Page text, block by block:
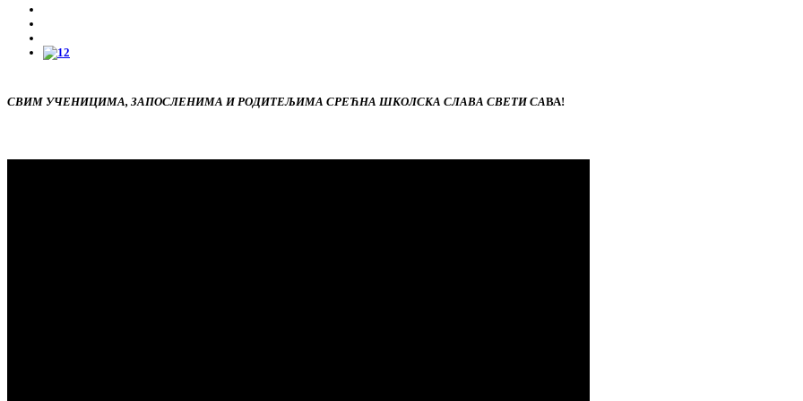
СВИМ УЧЕНИЦИМА, ЗАПОСЛЕНИМА И РОДИТЕЉИМА СРЕЋНА ШКОЛСКА СЛАВА СВЕТИ САВА!